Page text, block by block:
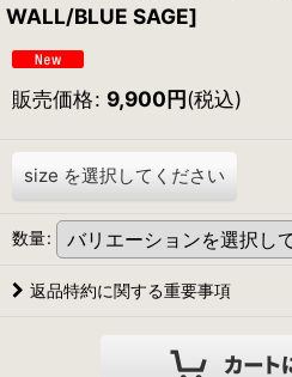
WALL/BLUE SAGE]
販売価格: 9,900円(税込)
size を選択してください
数量:
返品特約に関する重要事項